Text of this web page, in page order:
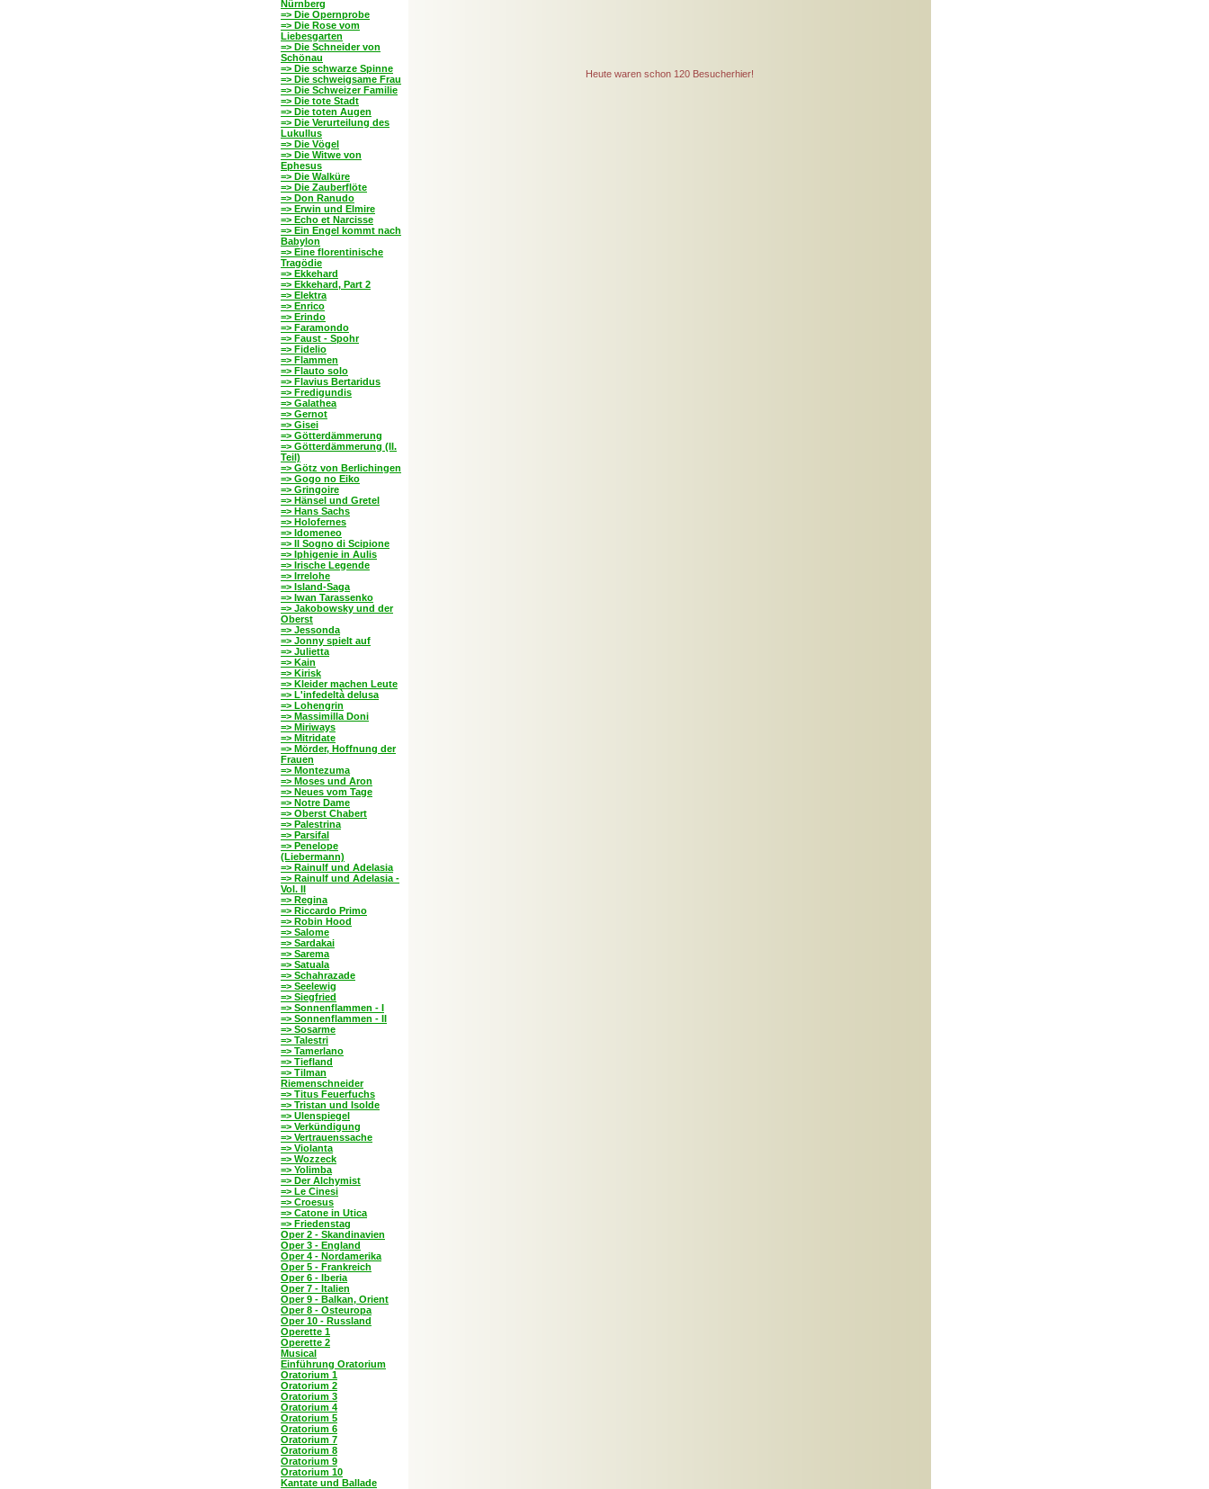
Nürnberg
=> Die Opernprobe
=> Die Rose vom
Liebesgarten
=> Die Schneider von
Schönau
=> Die schwarze Spinne
=> Die schweigsame Frau
=> Die Schweizer Familie
=> Die tote Stadt
=> Die toten Augen
=> Die Verurteilung des
Lukullus
=> Die Vögel
=> Die Witwe von
Ephesus
=> Die Walküre
=> Die Zauberflöte
=> Don Ranudo
=> Erwin und Elmire
=> Echo et Narcisse
=> Ein Engel kommt nach
Babylon
=> Eine florentinische
Tragödie
=> Ekkehard
=> Ekkehard, Part 2
=> Elektra
=> Enrico
=> Erindo
=> Faramondo
=> Faust - Spohr
=> Fidelio
=> Flammen
=> Flauto solo
=> Flavius Bertaridus
=> Fredigundis
=> Galathea
=> Gernot
=> Gisei
=> Götterdämmerung
=> Götterdämmerung (II.
Teil)
=> Götz von Berlichingen
=> Gogo no Eiko
=> Gringoire
=> Hänsel und Gretel
=> Hans Sachs
=> Holofernes
=> Idomeneo
=> Il Sogno di Scipione
=> Iphigenie in Aulis
=> Irische Legende
=> Irrelohe
=> Island-Saga
=> Iwan Tarassenko
=> Jakobowsky und der
Oberst
=> Jessonda
=> Jonny spielt auf
=> Julietta
=> Kain
=> Kirisk
=> Kleider machen Leute
=> L'infedeltà delusa
=> Lohengrin
=> Massimilla Doni
=> Miriways
=> Mitridate
=> Mörder, Hoffnung der
Frauen
=> Montezuma
=> Moses und Aron
=> Neues vom Tage
=> Notre Dame
=> Oberst Chabert
=> Palestrina
=> Parsifal
=> Penelope
(Liebermann)
=> Rainulf und Adelasia
=> Rainulf und Adelasia -
Vol. II
=> Regina
=> Riccardo Primo
=> Robin Hood
=> Salome
=> Sardakai
=> Sarema
=> Satuala
=> Schahrazade
=> Seelewig
=> Siegfried
=> Sonnenflammen - I
=> Sonnenflammen - II
=> Sosarme
=> Talestri
=> Tamerlano
=> Tiefland
=> Tilman
Riemenschneider
=> Titus Feuerfuchs
=> Tristan und Isolde
=> Ulenspiegel
=> Verkündigung
=> Vertrauenssache
=> Violanta
=> Wozzeck
=> Yolimba
=> Der Alchymist
=> Le Cinesi
=> Croesus
=> Catone in Utica
=> Friedenstag
Oper 2 - Skandinavien
Oper 3 - England
Oper 4 - Nordamerika
Oper 5 - Frankreich
Oper 6 - Iberia
Oper 7 - Italien
Oper 9 - Balkan, Orient
Oper 8 - Osteuropa
Oper 10 - Russland
Operette 1
Operette 2
Musical
Einführung Oratorium
Oratorium 1
Oratorium 2
Oratorium 3
Oratorium 4
Oratorium 5
Oratorium 6
Oratorium 7
Oratorium 8
Oratorium 9
Oratorium 10
Kantate und Ballade
Heute waren schon 120 Besucherhier!